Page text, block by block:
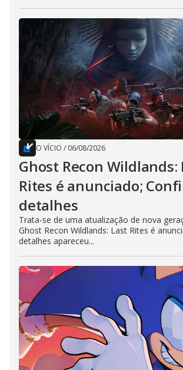
O VÍCIO / 06/08/2026
Ghost Recon Wildlands:
Rites é anunciado;
detalhes
Trata-se de uma atualização de nova
Ghost Recon Wildlands: Last Rites é
detalhes apareceu...